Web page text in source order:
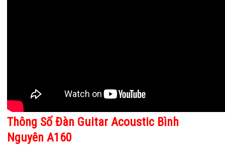
Thông Số Đàn Guitar Acoustic Bình
Nguyên A160